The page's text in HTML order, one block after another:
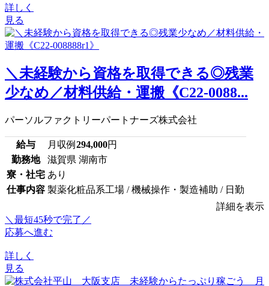
詳しく
見る
＼未経験から資格を取得できる◎残業
少なめ／材料供給・運搬《C22-0088...
パーソルファクトリーパートナーズ株式会社
給与 月収例 294,000円
勤務地
滋賀県 湖南市
寮・社宅 あり
仕事内容 製薬化粧品系工場 / 機械操作・製造補助 / 日勤
詳細を表示
＼最短45秒で完了／
応募へ進む
詳しく
見る